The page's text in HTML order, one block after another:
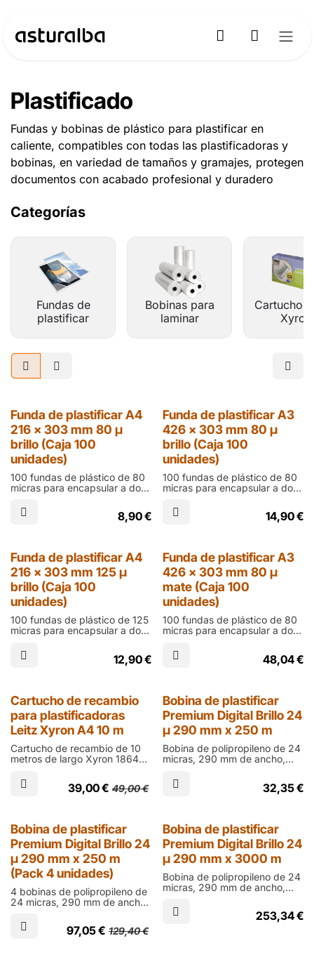
Plastificado
Fundas y bobinas de plástico para plastificar en
caliente, compatibles con todas las plastificadoras y
bobinas, en variedad de tamaños y gramajes, protegen
documentos con acabado profesional y duradero
Categorías
Fundas de
plastificar
Bobinas para
laminar
Cartuchos
Xyron
Funda de plastificar A4
216 x 303 mm 80 µ
brillo (Caja 100
unidades)
100 fundas de plástico de 80
micras para encapsular a dos
térmicas en tamaño DIN-A4
(303 x 216 mm) y acabado
8,90€
Funda de plastificar A3
426 x 303 mm 80 µ
brillo (Caja 100
unidades)
100 fundas de plástico de 80
micras para encapsular a dos
térmicas en tamaño DIN-A3
(426 x 303 mm) y acabado
14,90€
Funda de plastificar A4
216 x 303 mm 125 µ
brillo (Caja 100
unidades)
100 fundas de plástico de 125
micras para encapsular a dos
térmicas en tamaño DIN-A4
(216 x 303 mm) y acabado
12,90€
Funda de plastificar A3
426 x 303 mm 80 µ
mate (Caja 100
unidades)
100 fundas de plástico de 80
micras para encapsular a dos
térmicas en tamaño DIN-A3
(303 x 426 mm) y acabado
48,04€
Cartucho de recambio
para plastificadoras
Leitz Xyron A4 10 m
Cartucho de recambio de 10
metros de largo Xyron 18644
cara con plastificadoras
Creative Station y X900 en
39,00€ 49,00€
Bobina de plastificar
Premium Digital Brillo 24
µ 290 mm x 250 m
Bobina de polipropileno de 24
micras, 290 mm de ancho,
mm en acabado brillo para
laminar documentos impresos
32,35€
25% Dto.
Bobina de plastificar
Premium Digital Brillo 24
µ 290 mm x 250 m
(Pack 4 unidades)
4 bobinas de polipropileno de
24 micras, 290 mm de ancho,
mm en acabado brillo para
laminar documentos impresos
97,05€ 129,40€
Bobina de plastificar
Premium Digital Brillo 24
µ 290 mm x 3000 m
Bobina de polipropileno de 24
micras, 290 mm de ancho,
mm en acabado brillo para
laminar documentos impresos
253,34€